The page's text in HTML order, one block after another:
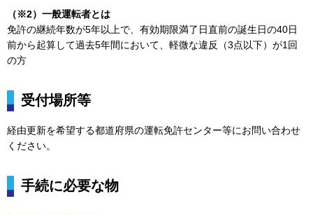
（※2）一般運転者とは
免許の継続年数が5年以上で、有効期限満了日直前の誕生日の40日
前から起算して過去5年間において、軽微な違反（3点以下）が1回
の方
受付場所等
経由更新を希望する都道府県の運転免許センター等にお問い合わせ
ください。
手続に必要な物